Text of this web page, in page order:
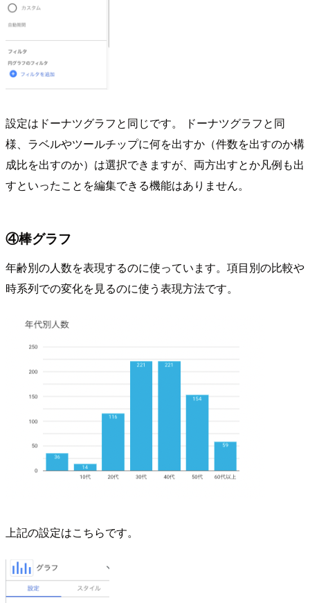
設定はドーナツグラフと同じです。 ドーナツグラフと同
様、ラベルやツールチップに何を出すか（件数を出すのか構
成比を出すのか）は選択できますが、両方出すとか凡例も出
すといったことを編集できる機能はありません。
④棒グラフ
年齢別の人数を表現するのに使っています。項目別の比較や
時系列での変化を見るのに使う表現方法です。
上記の設定はこちらです。